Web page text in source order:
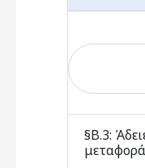
§Β.3: